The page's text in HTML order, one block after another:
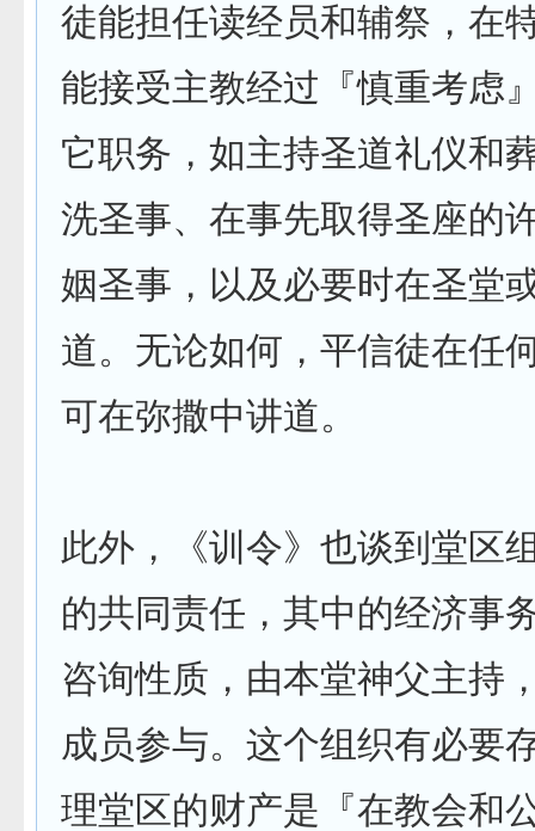
徒能担任读经员和辅祭，在
能接受主教经过『慎重考虑
它职务，如主持圣道礼仪和
洗圣事、在事先取得圣座的
姻圣事，以及必要时在圣堂
道。无论如何，平信徒在任
可在弥撒中讲道。
此外，《训令》也谈到堂区
的共同责任，其中的经济事
咨询性质，由本堂神父主持
成员参与。这个组织有必要
理堂区的财产是『在教会和